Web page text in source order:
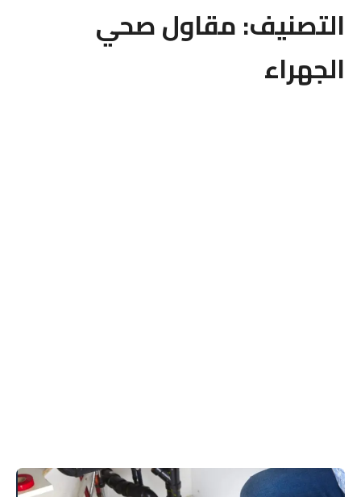
التصنيف:مقاول صحي
الجهراء